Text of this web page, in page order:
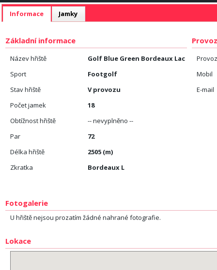
Informace Jamky
Základní informace
Název hřiště
Golf Blue Green Bordeaux Lac
Sport
Footgolf
Stav hřiště
V provozu
Počet jamek
18
Obtížnost hřiště
-- nevyplněno --
Par
72
Délka hřiště
2505 (m)
Zkratka
Bordeaux L
Mobil
E-mail
Fotogalerie
U hřiště nejsou prozatím žádné nahrané fotografie.
Lokace